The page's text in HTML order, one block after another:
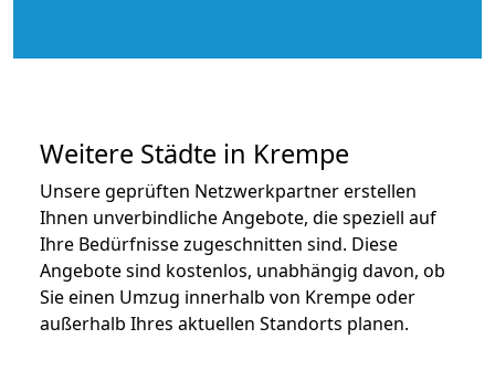
Weitere Städte in Krempe
Unsere geprüften Netzwerkpartner erstellen
Ihnen unverbindliche Angebote, die speziell auf
Ihre Bedürfnisse zugeschnitten sind. Diese
Angebote sind kostenlos, unabhängig davon, ob
Sie einen Umzug innerhalb von Krempe oder
außerhalb Ihres aktuellen Standorts planen.